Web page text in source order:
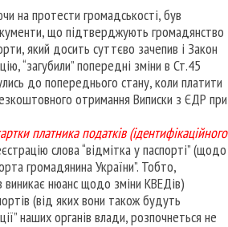
на протести громадськості, був
що підтверджують громадянство
який досить суттєво зачепив і Закон
“загубили” попередні зміни в Ст.45
до попереднього стану, коли платити
отримання Виписки з ЄДР при
платника податків (ідентифікаційного
слова “відмітка у паспорті” (щодо
громадянина України”. Тобто,
виникає нюанс щодо зміни КВЕДів)
(від яких вони також будуть
наших органів влади, розпочнеться не